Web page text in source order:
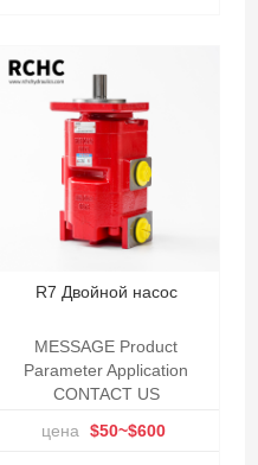
R7 Двойной насос
MESSAGE Product
Parameter Application
CONTACT US
цена
$50~$600